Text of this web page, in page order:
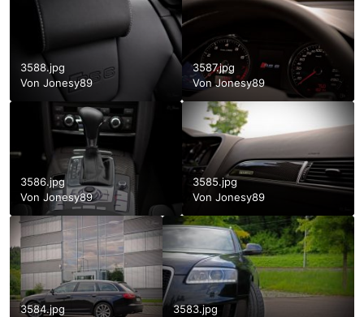
3588.jpg
Von Jonesy89
3587.jpg
Von Jonesy89
3586.jpg
Von Jonesy89
3585.jpg
Von Jonesy89
3584.jpg
3583.jpg